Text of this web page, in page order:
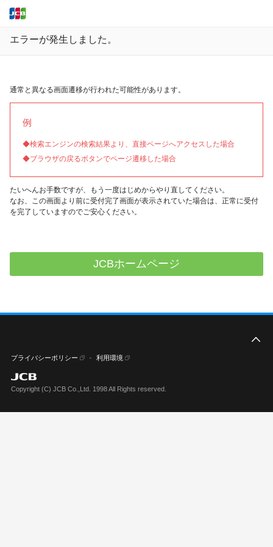
エラーが発生しました。
通常と異なる画面遷移が行われた可能性があります。
例
◆検索エンジンの検索結果より、直接ページへアクセスした場合
◆ブラウザの戻るボタンでページ遷移した場合
たいへんお手数ですが、もう一度はじめからやり直してください。
なお、この画面より前に受付完了画面が表示されていた場合は、正常に受付
を完了していますのでご安心ください。
JCBホームページ
プライバシーポリシー 利用環境
Copyright (C) JCB Co.,Ltd. 1998 All Rights reserved.